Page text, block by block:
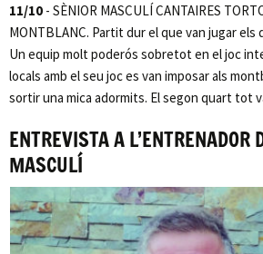
11/10 - SÈNIOR MASCULÍ CANTAIRES
MONTBLANC. Partit dur el que van jugar els
Un equip molt poderós sobretot en el joc
locals amb el seu joc es van imposar als
sortir una mica adormits. El segon quart tot
ENTREVISTA A L’ENTRENADOR
MASCULÍ